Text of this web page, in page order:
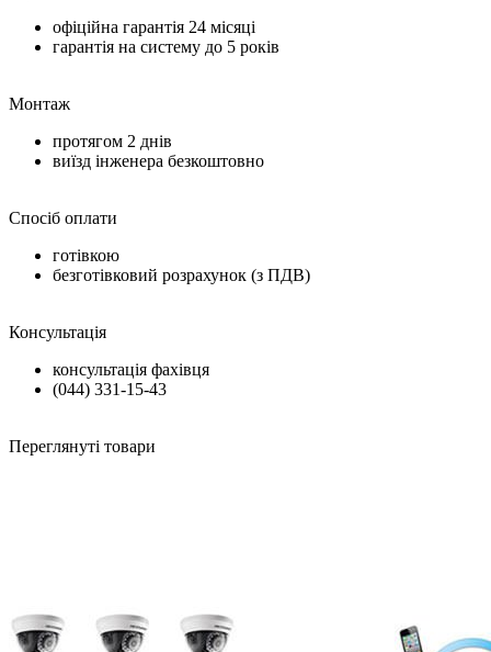
офіційна гарантія 24 місяці
гарантія на систему до 5 років
Монтаж
протягом 2 днів
виїзд інженера безкоштовно
Спосіб оплати
готівкою
безготівковий розрахунок (з ПДВ)
Консультація
консультація фахівця
(044) 331-15-43
Переглянуті товари